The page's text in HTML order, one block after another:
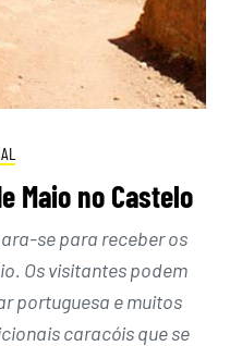
Maio no Castelo
se para receber os
Os visitantes podem
portuguesa e muitos
caracóis que se